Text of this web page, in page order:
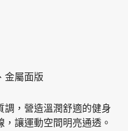
金屬面版
調，營造溫潤舒適的健身
讓運動空間明亮通透。